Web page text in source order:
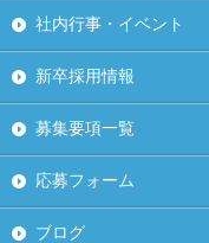
社内行事・イベント
新卒採用情報
募集要項一覧
応募フォーム
ブログ